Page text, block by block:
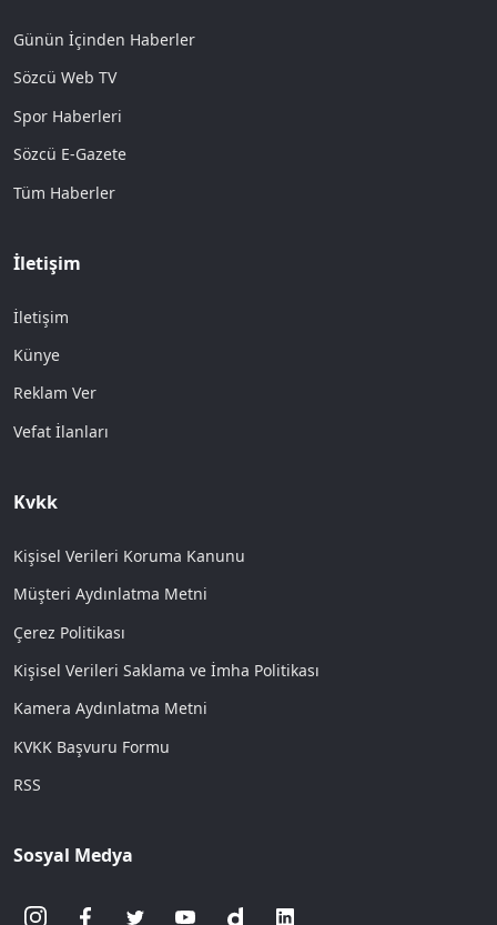
Günün İçinden Haberler
Sözcü Web TV
Spor Haberleri
Sözcü E-Gazete
Tüm Haberler
İletişim
İletişim
Künye
Reklam Ver
Vefat İlanları
Kvkk
Kişisel Verileri Koruma Kanunu
Müşteri Aydınlatma Metni
Çerez Politikası
Kişisel Verileri Saklama ve İmha Politikası
Kamera Aydınlatma Metni
KVKK Başvuru Formu
RSS
Sosyal Medya